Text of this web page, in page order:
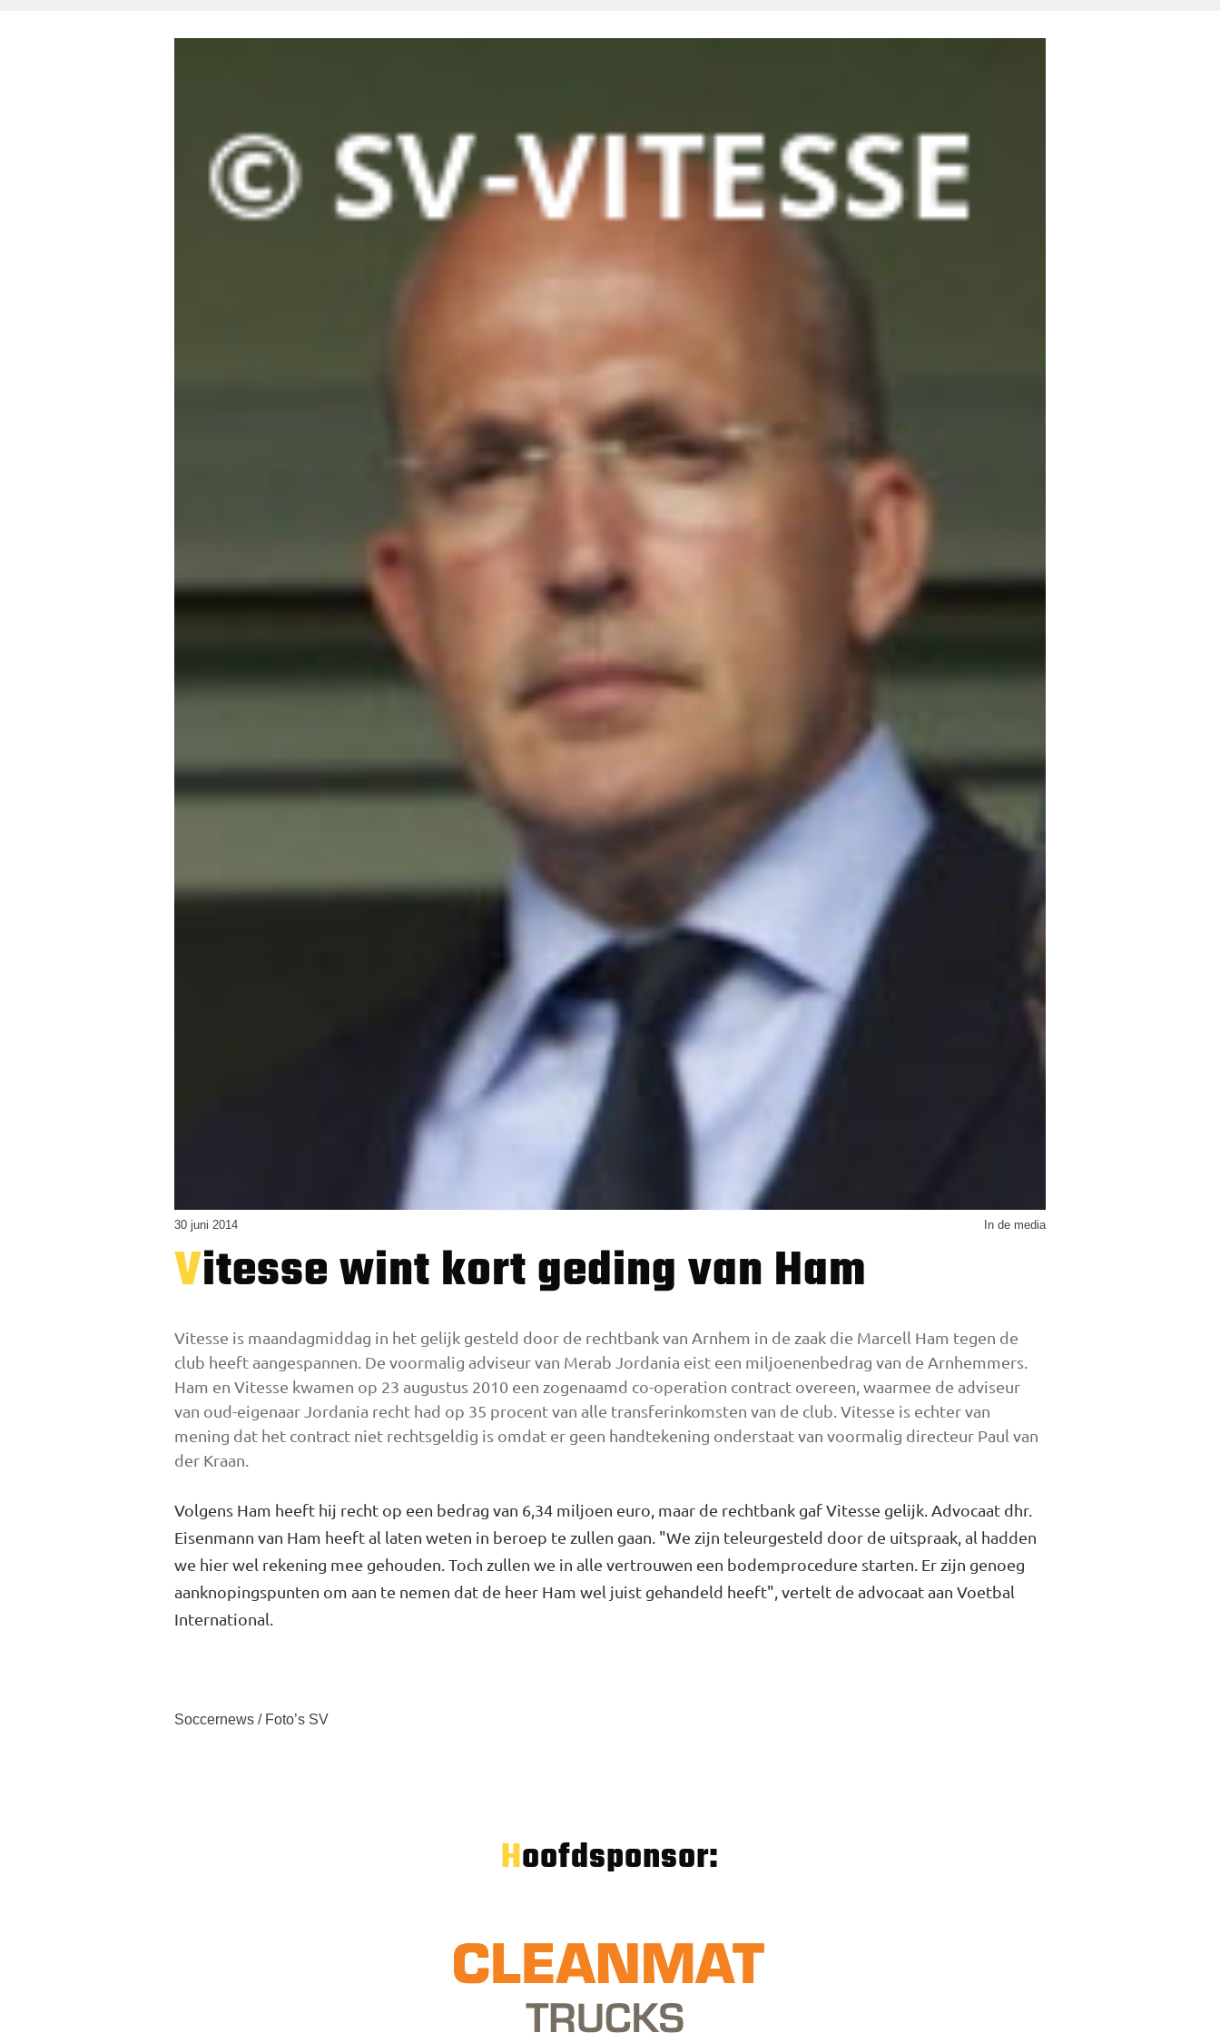
30 juni 2014 In de media
Vitesse wint kort geding van Ham
Vitesse is maandagmiddag in het gelijk gesteld door de rechtbank van Arnhem in de zaak die Marcell Ham tegen de
club heeft aangespannen. De voormalig adviseur van Merab Jordania eist een miljoenenbedrag van de Arnhemmers.
Ham en Vitesse kwamen op 23 augustus 2010 een zogenaamd co-operation contract overeen, waarmee de adviseur
van oud-eigenaar Jordania recht had op 35 procent van alle transferinkomsten van de club. Vitesse is echter van
mening dat het contract niet rechtsgeldig is omdat er geen handtekening onderstaat van voormalig directeur Paul van
der Kraan.
Volgens Ham heeft hij recht op een bedrag van 6,34 miljoen euro, maar de rechtbank gaf Vitesse gelijk. Advocaat dhr.
Eisenmann van Ham heeft al laten weten in beroep te zullen gaan. "We zijn teleurgesteld door de uitspraak, al hadden
we hier wel rekening mee gehouden. Toch zullen we in alle vertrouwen een bodemprocedure starten. Er zijn genoeg
aanknopingspunten om aan te nemen dat de heer Ham wel juist gehandeld heeft", vertelt de advocaat aan Voetbal
International.
Soccernews / Foto’s SV
Hoofdsponsor: